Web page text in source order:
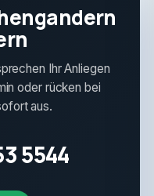
Ihr Anliegen
oder rücken bei
aus.
5544